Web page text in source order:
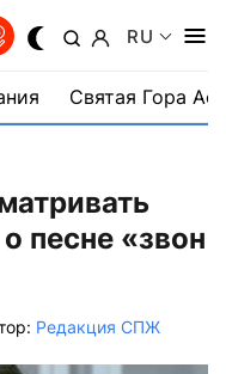
RU
Святая Гора
песне «звон
Редакция СПЖ